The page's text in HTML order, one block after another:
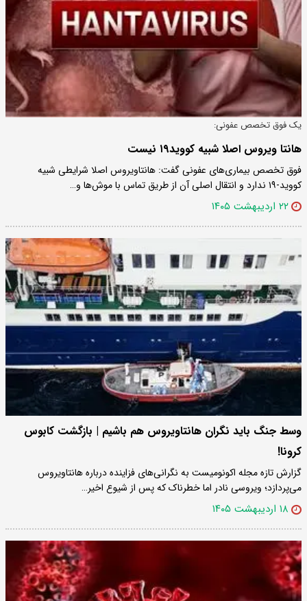
یک فوق تخصص عفونی:
هانتا ویروس اصلا شبیه کووید۱۹ نیست
فوق تخصص بیماری‌های عفونی گفت: هانتاویروس اصلا شرایطی شبیه
کووید-۱۹ ندارد و انتقال اصلی آن از طریق تماس با موش‌ها و…
۲۲ اردیبهشت ۱۴۰۵
وسط جنگ باید نگران هانتاویروس هم باشیم | بازگشت کابوس
کرونا!
گزارش تازه مجله اکونومیست به نگرانی‌های فزاینده درباره هانتاویروس
می‌پردازد؛ ویروسی نادر اما خطرناک که پس از شیوع اخیر…
۱۸ اردیبهشت ۱۴۰۵